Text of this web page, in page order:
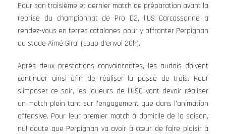
Pour son troisième et dernier match de préparation avant la
reprise du championnat de Pro D2, l’US Carcassonne a
rendez-vous en terres catalanes pour y affronter Perpignan
au stade Aimé Giral (coup d’envoi 20h).
Après deux prestations convaincantes, les audois doivent
continuer ainsi afin de réaliser la passe de trois. Pour
s’imposer ce soir, les joueurs de l’USC vont devoir réaliser
un match plein tant sur l’engagement que dans l’animation
offensive. Pour leur premier match à domicile de la saison,
nul doute que Perpignan va avoir à cœur de faire plaisir à